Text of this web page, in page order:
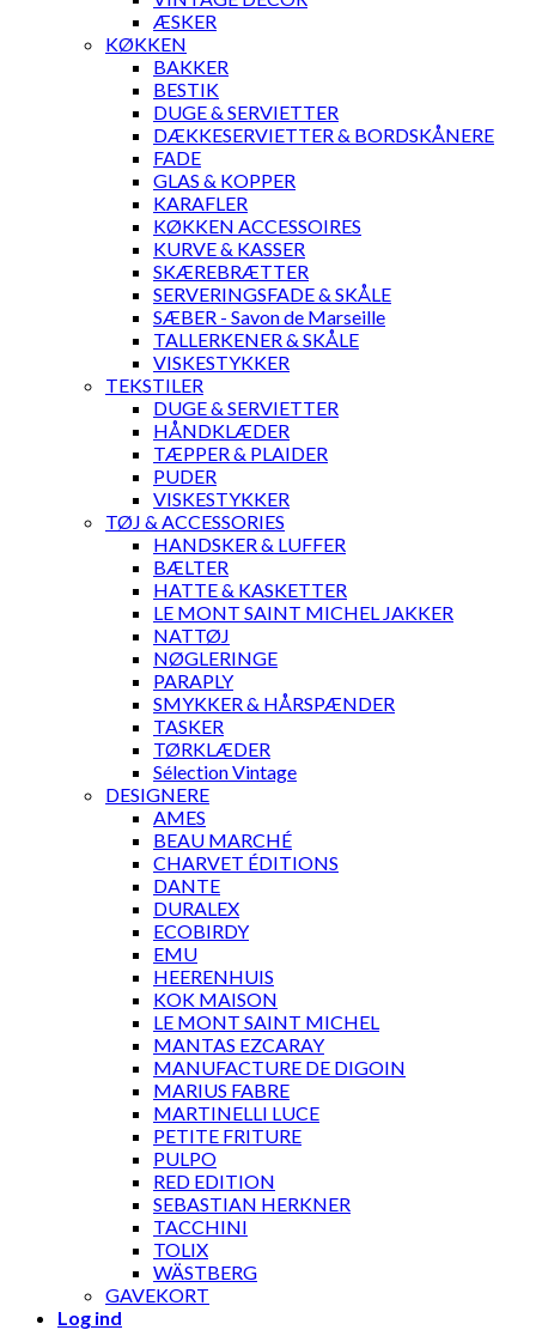
ÆSKER
KØKKEN
BAKKER
BESTIK
DUGE & SERVIETTER
DÆKKESERVIETTER & BORDSKÅNERE
FADE
GLAS & KOPPER
KARAFLER
KØKKEN ACCESSOIRES
KURVE & KASSER
SKÆREBRÆTTER
SERVERINGSFADE & SKÅLE
SÆBER - Savon de Marseille
TALLERKENER & SKÅLE
VISKESTYKKER
TEKSTILER
DUGE & SERVIETTER
HÅNDKLÆDER
TÆPPER & PLAIDER
PUDER
VISKESTYKKER
TØJ & ACCESSORIES
HANDSKER & LUFFER
BÆLTER
HATTE & KASKETTER
LE MONT SAINT MICHEL JAKKER
NATTØJ
NØGLERINGE
PARAPLY
SMYKKER & HÅRSPÆNDER
TASKER
TØRKLÆDER
Sélection Vintage
DESIGNERE
AMES
BEAU MARCHÉ
CHARVET ÉDITIONS
DANTE
DURALEX
ECOBIRDY
EMU
HEERENHUIS
KOK MAISON
LE MONT SAINT MICHEL
MANTAS EZCARAY
MANUFACTURE DE DIGOIN
MARIUS FABRE
MARTINELLI LUCE
PETITE FRITURE
PULPO
RED EDITION
SEBASTIAN HERKNER
TACCHINI
TOLIX
WÄSTBERG
GAVEKORT
Log ind